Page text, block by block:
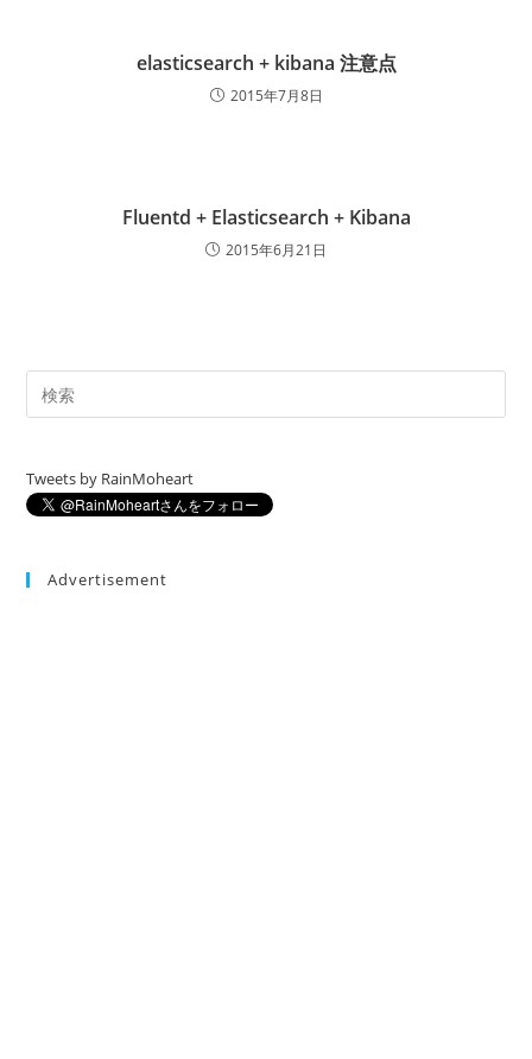
elasticsearch + kibana 注意点
2015年7月8日
Fluentd + Elasticsearch + Kibana
2015年6月21日
Tweets by RainMoheart
Advertisement